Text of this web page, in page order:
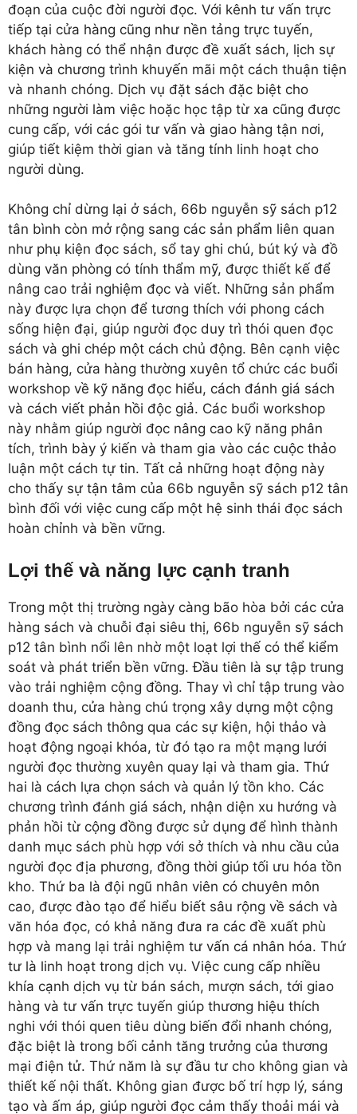
đoạn của cuộc đời người đọc. Với kênh tư vấn trực
tiếp tại cửa hàng cũng như nền tảng trực tuyến,
khách hàng có thể nhận được đề xuất sách, lịch sự
kiện và chương trình khuyến mãi một cách thuận tiện
và nhanh chóng. Dịch vụ đặt sách đặc biệt cho
những người làm việc hoặc học tập từ xa cũng được
cung cấp, với các gói tư vấn và giao hàng tận nơi,
giúp tiết kiệm thời gian và tăng tính linh hoạt cho
người dùng.
Không chỉ dừng lại ở sách, 66b nguyễn sỹ sách p12
tân bình còn mở rộng sang các sản phẩm liên quan
như phụ kiện đọc sách, sổ tay ghi chú, bút ký và đồ
dùng văn phòng có tính thẩm mỹ, được thiết kế để
nâng cao trải nghiệm đọc và viết. Những sản phẩm
này được lựa chọn để tương thích với phong cách
sống hiện đại, giúp người đọc duy trì thói quen đọc
sách và ghi chép một cách chủ động. Bên cạnh việc
bán hàng, cửa hàng thường xuyên tổ chức các buổi
workshop về kỹ năng đọc hiểu, cách đánh giá sách
và cách viết phản hồi độc giả. Các buổi workshop
này nhằm giúp người đọc nâng cao kỹ năng phân
tích, trình bày ý kiến và tham gia vào các cuộc thảo
luận một cách tự tin. Tất cả những hoạt động này
cho thấy sự tận tâm của 66b nguyễn sỹ sách p12 tân
bình đối với việc cung cấp một hệ sinh thái đọc sách
hoàn chỉnh và bền vững.
Lợi thế và năng lực cạnh tranh
Trong một thị trường ngày càng bão hòa bởi các cửa
hàng sách và chuỗi đại siêu thị, 66b nguyễn sỹ sách
p12 tân bình nổi lên nhờ một loạt lợi thế có thể kiểm
soát và phát triển bền vững. Đầu tiên là sự tập trung
vào trải nghiệm cộng đồng. Thay vì chỉ tập trung vào
doanh thu, cửa hàng chú trọng xây dựng một cộng
đồng đọc sách thông qua các sự kiện, hội thảo và
hoạt động ngoại khóa, từ đó tạo ra một mạng lưới
người đọc thường xuyên quay lại và tham gia. Thứ
hai là cách lựa chọn sách và quản lý tồn kho. Các
chương trình đánh giá sách, nhận diện xu hướng và
phản hồi từ cộng đồng được sử dụng để hình thành
danh mục sách phù hợp với sở thích và nhu cầu của
người đọc địa phương, đồng thời giúp tối ưu hóa tồn
kho. Thứ ba là đội ngũ nhân viên có chuyên môn
cao, được đào tạo để hiểu biết sâu rộng về sách và
văn hóa đọc, có khả năng đưa ra các đề xuất phù
hợp và mang lại trải nghiệm tư vấn cá nhân hóa. Thứ
tư là linh hoạt trong dịch vụ. Việc cung cấp nhiều
khía cạnh dịch vụ từ bán sách, mượn sách, tới giao
hàng và tư vấn trực tuyến giúp thương hiệu thích
nghi với thói quen tiêu dùng biến đổi nhanh chóng,
đặc biệt là trong bối cảnh tăng trưởng của thương
mại điện tử. Thứ năm là sự đầu tư cho không gian và
thiết kế nội thất. Không gian được bố trí hợp lý, sáng
tạo và ấm áp, giúp người đọc cảm thấy thoải mái và